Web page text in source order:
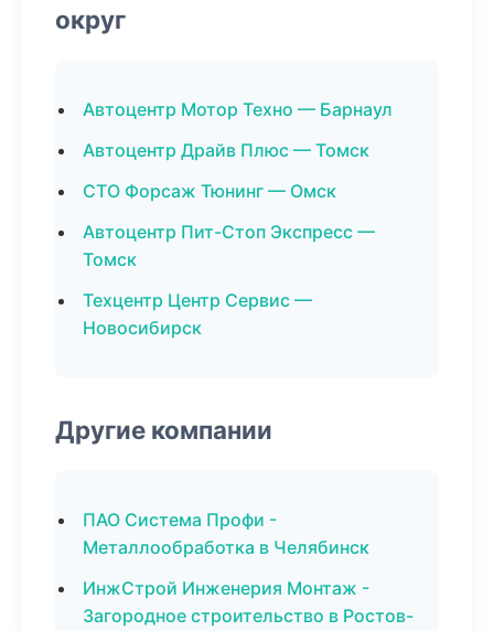
округ
Автоцентр Мотор Техно — Барнаул
Автоцентр Драйв Плюс — Томск
СТО Форсаж Тюнинг — Омск
Автоцентр Пит-Стоп Экспресс —
Томск
Техцентр Центр Сервис —
Новосибирск
Другие компании
ПАО Система Профи -
Металлообработка в Челябинск
ИнжСтрой Инженерия Монтаж -
Загородное строительство в Ростов-